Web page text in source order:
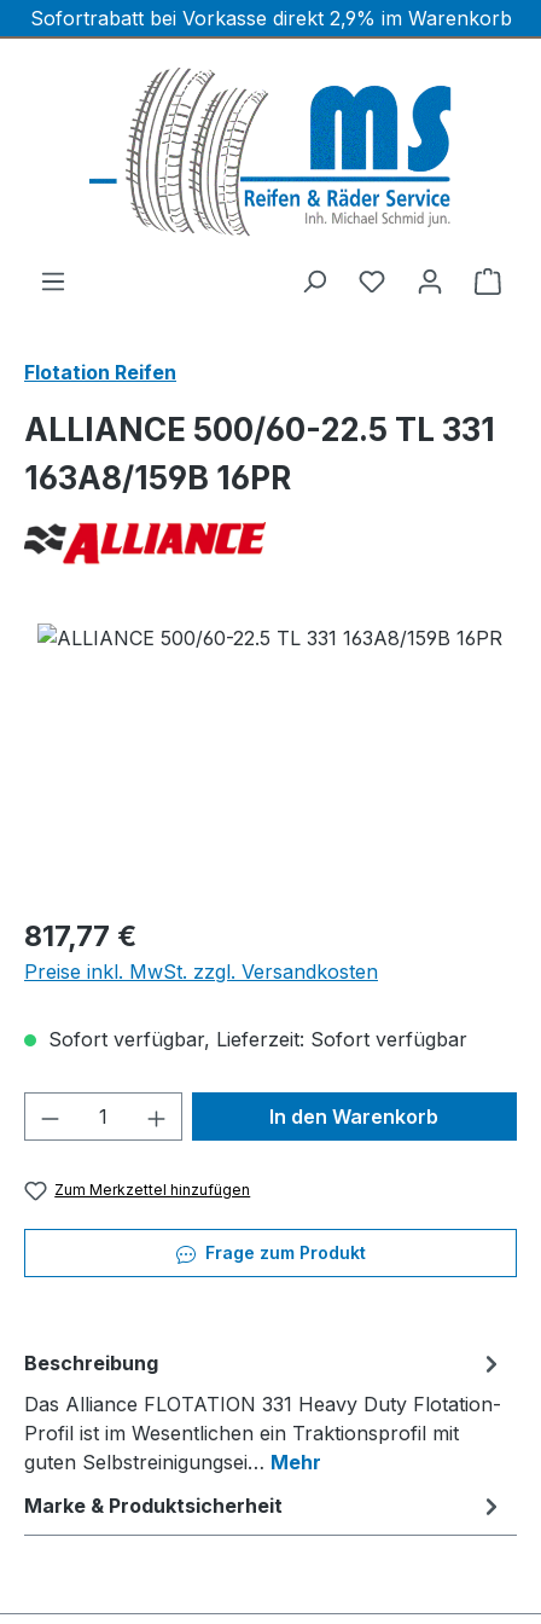
Zum Hauptinhalt springen
Sofortrabatt bei Vorkasse direkt 2,9% im Warenkorb
Flotation Reifen
ALLIANCE 500/60-22.5 TL 331
163A8/159B 16PR
Bildergalerie überspringen
Regulärer Preis:
817,77 €
Preise inkl. MwSt. zzgl. Versandkosten
Sofort verfügbar, Lieferzeit: Sofort verfügbar
Produkt Anzahl: Gib denIn den Warenkorb
Zum Merkzettel hinzufügen
Frage zum Produkt
Beschreibung
Das Alliance FLOTATION 331 Heavy Duty Flotation-
Profil ist im Wesentlichen ein Traktionsprofil mit
guten Selbstreinigungsei… Mehr
Marke & Produktsicherheit